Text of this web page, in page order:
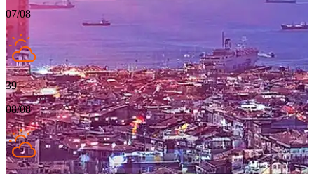
07/08
39
08/08